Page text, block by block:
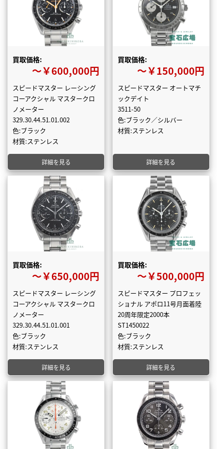
買取価格:
〜￥600,000円
スピードマスター レーシング
コーアクシャル マスタークロ
ノメーター
329.30.44.51.01.002
色:ブラック
材質:ステンレス
詳細を見る
買取価格:
〜￥150,000円
スピードマスター オートマチ
ックデイト
3511-50
色:ブラック／シルバー
材質:ステンレス
詳細を見る
買取価格:
〜￥650,000円
スピードマスター レーシング
コーアクシャル マスタークロ
ノメーター
329.30.44.51.01.001
色:ブラック
材質:ステンレス
詳細を見る
買取価格:
〜￥500,000円
スピードマスター プロフェッ
ショナル アポロ11号月面着陸
20周年限定2000本
ST1450022
色:ブラック
材質:ステンレス
詳細を見る